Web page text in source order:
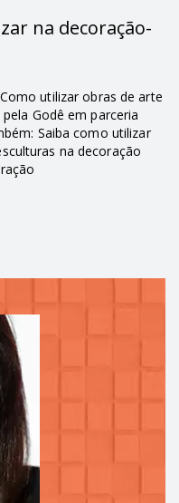
na decoração-
utilizar obras de arte
Godê em parceria
Saiba como utilizar
na decoração